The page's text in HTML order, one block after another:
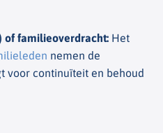
of familieoverdracht: Het
nemen de
voor continuïteit en behoud